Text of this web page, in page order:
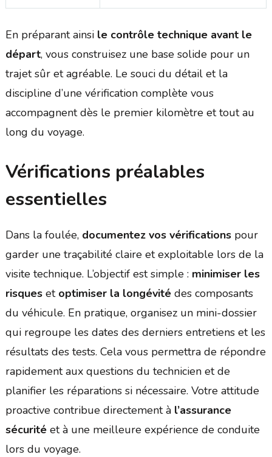
En préparant ainsi le contrôle technique avant le
départ, vous construisez une base solide pour un
trajet sûr et agréable. Le souci du détail et la
discipline d’une vérification complète vous
accompagnent dès le premier kilomètre et tout au
long du voyage.
Vérifications préalables
essentielles
Dans la foulée, documentez vos vérificationspour
garder une traçabilité claire et exploitable lors de la
visite technique. L’objectif est simple : minimiser les
risqueset optimiser la longévitédes composants
du véhicule. En pratique, organisez un mini-dossier
qui regroupe les dates des derniers entretiens et les
résultats des tests. Cela vous permettra de répondre
rapidement aux questions du technicien et de
planifier les réparations si nécessaire. Votre attitude
proactive contribue directement à l’assurance
sécuritéet à une meilleure expérience de conduite
lors du voyage.